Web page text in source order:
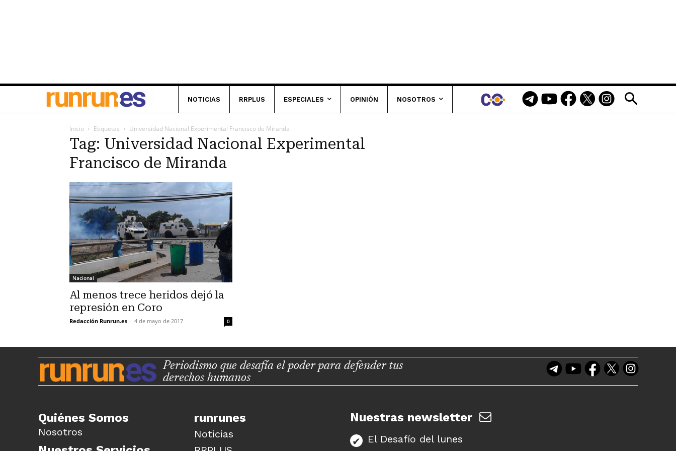
NOTICIAS RRPLUS ESPECIALES OPINIÓN NOSOTROS
Inicio Etiquetas Universidad Nacional Experimental Francisco de Miranda
Tag: Universidad Nacional Experimental
Francisco de Miranda
Nacional
Al menos trece heridos dejó la
represión en Coro
Redacción Runrun.es - 4 de mayo de 2017 0
Periodismo que desafía el poder para defender tus
derechos humanos
Quiénes Somos
Nosotros
runrunes
Noticias
Nuestras newsletter
El Desafío del lunes